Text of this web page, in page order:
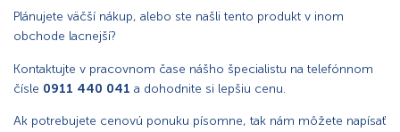
Plánujete väčší nákup, alebo ste našli tento produkt v inom
obchode lacnejší?
Kontaktujte v pracovnom čase nášho špecialistu na telefónnom
čísle 0911 440 041 a dohodnite si lepšiu cenu.
Ak potrebujete cenovú ponuku písomne, tak nám môžete napísať